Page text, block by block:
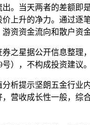
。当天两者的差额即
价上升的净力。通过逐
资资金流向和散户资金
星据公开信息整理
号），不构成投资建议。
提示坚朗五金行业
营收成长性一般，综